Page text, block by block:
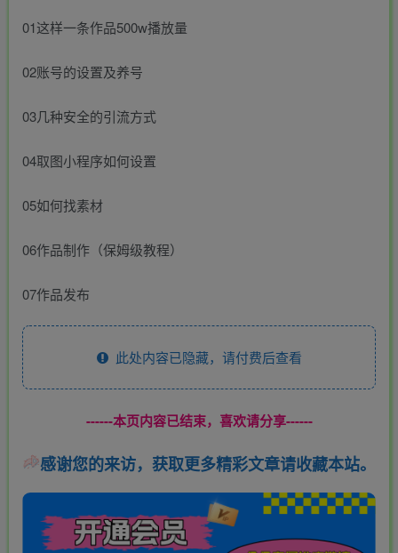
01这样一条作品500w播放量
02账号的设置及养号
03几种安全的引流方式
04取图小程序如何设置
05如何找素材
06作品制作（保姆级教程）
07作品发布
此处内容已隐藏，请付费后查看
------本页内容已结束，喜欢请分享------
感谢您的来访，获取更多精彩文章请收藏本站。